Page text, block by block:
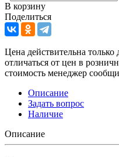
В корзину
Поделиться
Цена действительна
отличаться от цен в
стоимость менеджер
Описание
Задать вопрос
Наличие
Описание